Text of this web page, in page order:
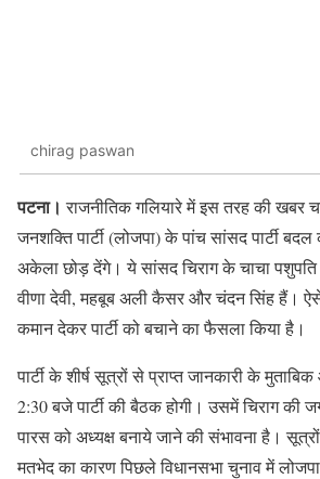
chirag paswan
पटना। राजनीतिक गलियारे में इस तरह की खबर
जनशक्ति पार्टी (लोजपा) के पांच सांसद पार्टी
अकेला छोड़ देंगे। ये सांसद चिराग के चाचा पशुपति
वीणा देवी, महबूब अली कैसर और चंदन सिंह हैं। ऐसे
कमान देकर पार्टी को बचाने का फैसला किया है।
पार्टी के शीर्ष सूत्रों से प्राप्त जानकारी के
2:30 बजे पार्टी की बैठक होगी। उसमें चिराग की
पारस को अध्यक्ष बनाये जाने की संभावना है। सूत्रों
मतभेद का कारण पिछले विधानसभा चुनाव में